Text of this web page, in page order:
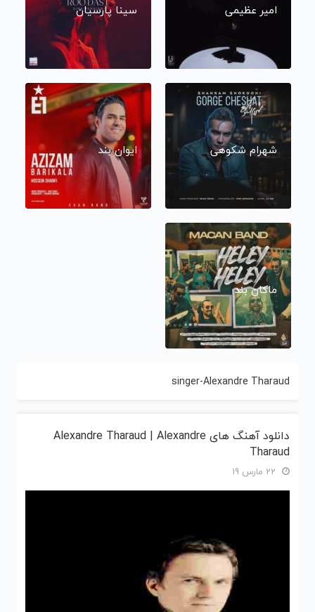
امیر عظیمی سینا پارسیان
شهرام شکوهی ایوان بند
ماکان بند
singer-Alexandre Tharaud
دانلود آهنگ های Alexandre Tharaud | Alexandre
Tharaud